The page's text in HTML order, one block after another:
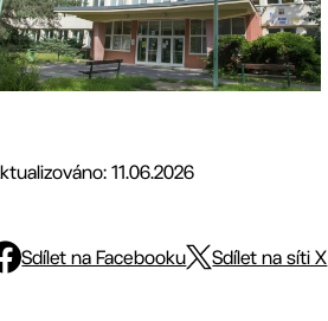
11.06.2026
Sdílet na Facebooku Sdílet na síti X